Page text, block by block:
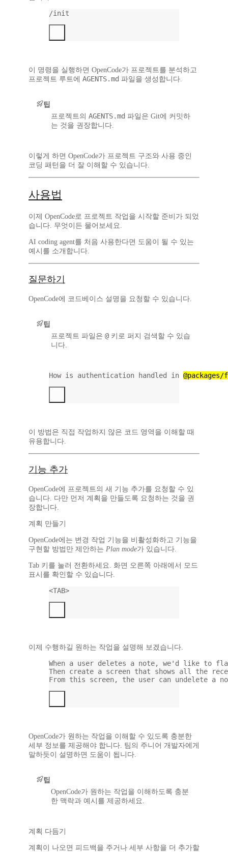
/init
이 명령을 실행하면 OpenCode가 프로젝트를 분석하고
프로젝트 루트에 AGENTS.md 파일을 생성합니다.
팁
프로젝트의 AGENTS.md 파일은 Git에 커밋하
는 것을 권장합니다.
이렇게 하면 OpenCode가 프로젝트 구조와 사용 중인
코딩 패턴을 더 잘 이해할 수 있습니다.
사용법
이제 OpenCode로 프로젝트 작업을 시작할 준비가 되었
습니다. 무엇이든 물어보세요.
AI coding agent를 처음 사용한다면 도움이 될 수 있는
예시를 소개합니다.
질문하기
OpenCode에 코드베이스 설명을 요청할 수 있습니다.
팁
프로젝트 파일은 @키로 퍼지 검색할 수 있습
니다.
How is authentication handled in
이 방법은 직접 작업하지 않은 코드 영역을 이해할 때
유용합니다.
기능 추가
OpenCode에 프로젝트의 새 기능 추가를 요청할 수 있
습니다. 다만 먼저 계획을 만들도록 요청하는 것을 권
장합니다.
계획 만들기
OpenCode에는 변경 작업 기능을 비활성화하고 기능을
구현할 방법만 제안하는 Plan mode가 있습니다.
Tab 키를 눌러 전환하세요. 화면 오른쪽 아래에서 모드
표시를 확인할 수 있습니다.
<TAB>
이제 수행하길 원하는 작업을 설명해 보겠습니다.
When a user deletes a note, we'd like to
Then create a screen that shows all the
From this screen, the user can undelete a
OpenCode가 원하는 작업을 이해할 수 있도록 충분한
세부 정보를 제공해야 합니다. 팀의 주니어 개발자에게
말하듯이 설명하면 도움이 됩니다.
팁
OpenCode가 원하는 작업을 이해하도록 충분
한 맥락과 예시를 제공하세요.
계획 다듬기
계획이 나오면 피드백을 주거나 세부 사항을 더 추가할